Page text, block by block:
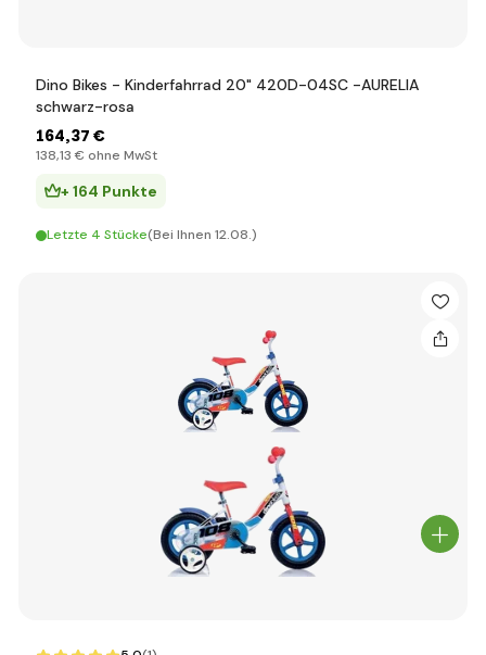
Dino Bikes - Kinderfahrrad 20" 420D-04SC -AURELIA
schwarz-rosa
164,37 €
138,13 € ohne MwSt
+ 164 Punkte
Letzte 4 Stücke(Bei Ihnen 12.08.)